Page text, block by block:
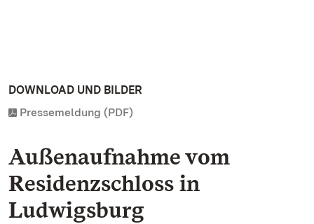
DOWNLOAD UND BILDER
Pressemeldung (PDF)
Außenaufnahme vom
Residenzschloss in
Ludwigsburg